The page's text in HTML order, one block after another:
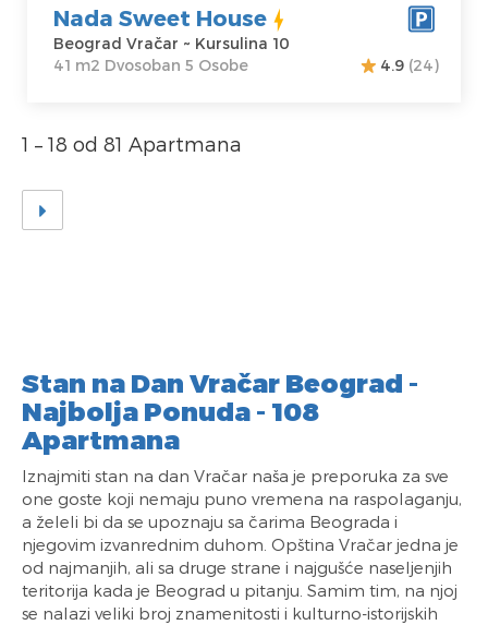
Nada Sweet House
Beograd Vračar ~ Kursulina 10
41 m2 Dvosoban 5 Osobe
4.9 (24)
1 – 18 od 81 Apartmana
Stan na Dan Vračar Beograd -
Najbolja Ponuda - 108
Apartmana
Iznajmiti stan na dan Vračar naša je preporuka za sve
one goste koji nemaju puno vremena na raspolaganju,
a želeli bi da se upoznaju sa čarima Beograda i
njegovim izvanrednim duhom. Opština Vračar jedna je
od najmanjih, ali sa druge strane i najgušće naseljenjih
teritorija kada je Beograd u pitanju. Samim tim, na njoj
se nalazi veliki broj znamenitosti i kulturno-istorijskih